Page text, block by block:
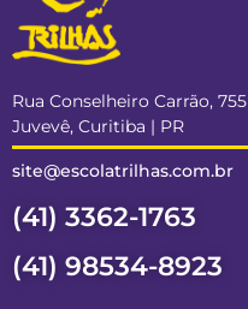
Rua Conselheiro Carrão, 755
Juvevê, Curitiba | PR
site@escolatrilhas.com.br
(41) 3362-1763
(41) 98534-8923